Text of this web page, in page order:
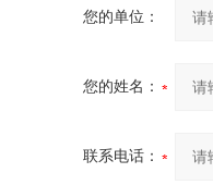
您的单位：
您的姓名：
联系电话：